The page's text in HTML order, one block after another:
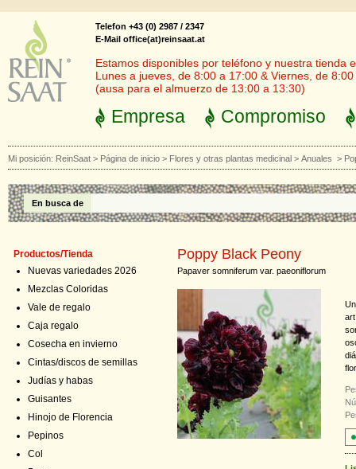
Telefon +43 (0) 2987 / 2347
E-Mail office(at)reinsaat.at
Estamos disponibles por teléfono y nuestra tienda
Lunes a jueves, de 8:00 a 17:00 & Viernes, de
(ausa para el almuerzo de 13:00 a 13:30)
Empresa Compromiso
Mi posición: ReinSaat > Página de inicio > Flores y otras plantas medicinal > Anuales >
En busca de
Productos/Tienda
Nuevas variedades 2026
Mezclas Coloridas
Vale de regalo
Caja regalo
Cosecha en invierno
Cintas/discos de semillas
Judías y habas
Guisantes
Hinojo de Florencia
Pepinos
Col
Poppy Black Peony
Papaver somniferum var. paeoniflorum